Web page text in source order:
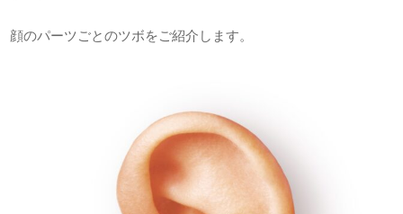
顔のパーツごとのツボをご紹介します。